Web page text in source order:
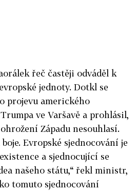
řeč častěji odváděl k
jednoty. Dotkl se
projevu amerického
ve Varšavě a prohlásil,
Západu nesouhlasí.
Evropské sjednocování je
a sjednocující se
našeho státu,“ řekl ministr,
tomuto sjednocování